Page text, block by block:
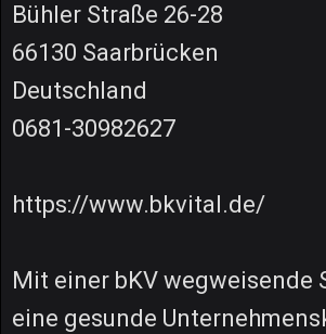
Bühler Straße 26-28
66130 Saarbrücken
Deutschland
0681-30982627
https://www.bkvital.de/
Mit einer bKV wegweisende
eine gesunde